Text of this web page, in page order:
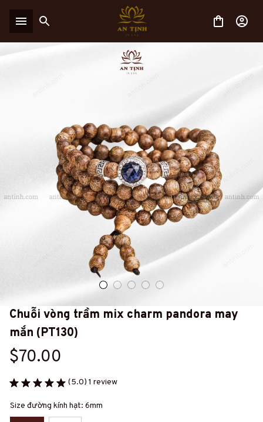
Chuỗi vòng trầm mix charm pandora may
mắn (PT130)
$70.00
(5.0) 1 review
Size đường kính hạt: 6mm